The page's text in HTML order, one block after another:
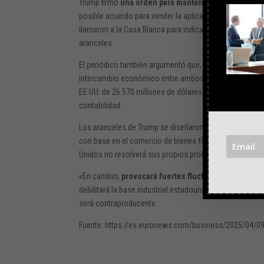
Trump firmó una orden para mantener TikTok en
posible acuerdo para vender la aplicación a
llamaron a la Casa Blanca para indicar que China no
aranceles.
El periódico también argumentó que, considerando el
intercambio económico entre ambos países
EE.UU. de 26.570 millones de dólares (unos 24.500
contabilidad.
Los aranceles de Trump se diseñaron para
con base en el comercio de bienes físicos y tangibles.
Unidos no resolverá sus propios problemas», declaró
«En cambio, provocará fuertes fluctuaciones en los
debilitará la base industrial estadounidense y
será contraproducente.
Fuente: https://es.euronews.com/business/2025/04/